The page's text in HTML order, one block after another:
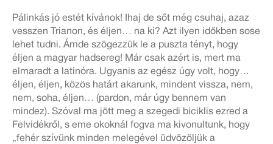
Pálinkás jó estét kívánok! Ihaj de sőt még csuhaj, azaz
vesszen Trianon, és éljen… na ki? Azt ilyen időkben sose
lehet tudni. Ámde szögezzük le a puszta tényt, hogy
éljen a magyar hadsereg! Már csak azért is, mert ma
elmaradt a latinóra. Ugyanis az egész úgy volt, hogy…
éljen, éljen, közös határt akarunk, mindent vissza, nem,
nem, soha, éljen… (pardon, már úgy bennem van
mindez). Szóval ma jött meg a szegedi biciklis ezred a
Felvidékről, s eme okoknál fogva ma kivonultunk, hogy
„fehér szívünk minden melegével üdvözöljük a